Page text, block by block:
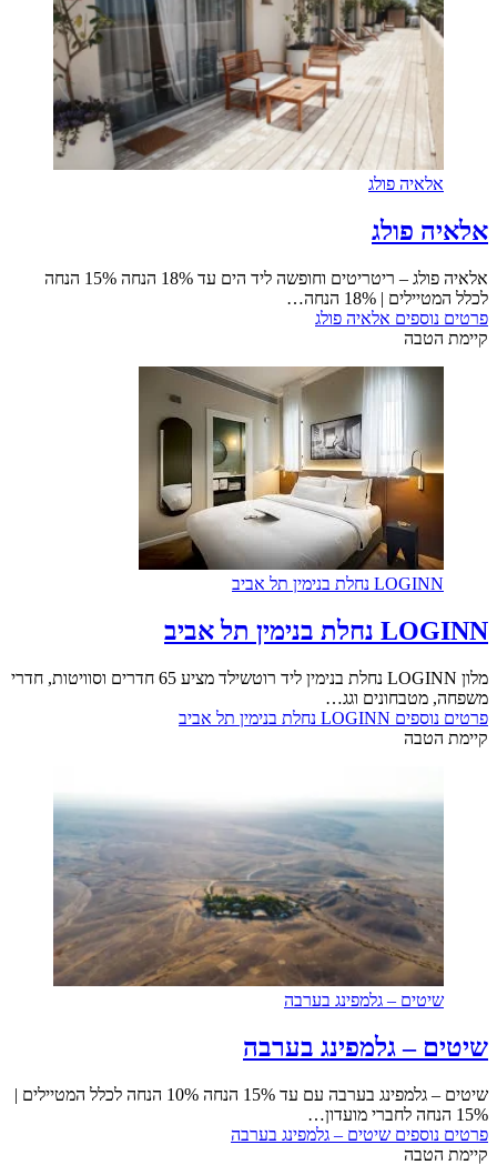
אלאיה פולג
אלאיה פולג
אלאיה פולג – ריטריטים וחופשה ליד הים עד 18% הנחה 15% הנחה
לכלל המטיילים | 18% הנחה…
פרטים נוספים אלאיה פולג
קיימת הטבה
LOGINN נחלת בנימין תל אביב
LOGINN נחלת בנימין תל אביב
מלון LOGINN נחלת בנימין ליד רוטשילד מציע 65 חדרים וסוויטות, חדרי
משפחה, מטבחונים וגג…
פרטים נוספים LOGINN נחלת בנימין תל אביב
קיימת הטבה
שיטים – גלמפינג בערבה
שיטים – גלמפינג בערבה
שיטים – גלמפינג בערבה עם עד 15% הנחה 10% הנחה לכלל המטיילים |
15% הנחה לחברי מועדון…
פרטים נוספים שיטים – גלמפינג בערבה
קיימת הטבה